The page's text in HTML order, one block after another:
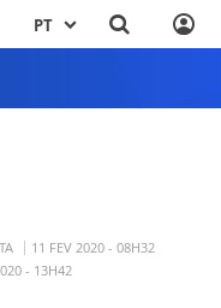
PT
11 FEV 2020 - 08H32
- 13H42